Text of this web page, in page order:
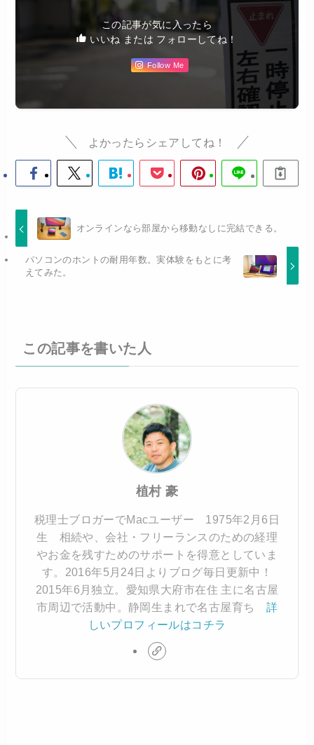
この記事が気に入ったら
いいね または フォローしてね！
Follow Me
よかったらシェアしてね！
オンラインなら部屋から移動なしに完結できる。
パソコンのホントの耐用年数。実体験をもとに考
えてみた。
この記事を書いた人
植村 豪
税理士ブロガーでMacユーザー 1975年2月6日
生 相続や、会社・フリーランスのための経理
やお金を残すためのサポートを得意としていま
す。2016年5月24日よりブログ毎日更新中！
2015年6月独立。愛知県大府市在住 主に名古屋
市周辺で活動中。静岡生まれで名古屋育ち 詳
しいプロフィールはコチラ